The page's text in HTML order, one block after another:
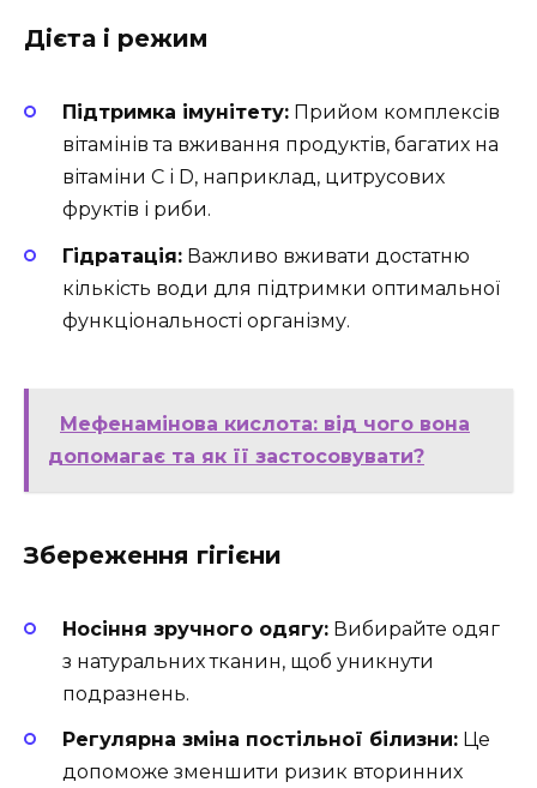
Дієта і режим
Підтримка імунітету: Прийом комплексів
вітамінів та вживання продуктів, багатих на
вітаміни C і D, наприклад, цитрусових
фруктів і риби.
Гідратація: Важливо вживати достатню
кількість води для підтримки оптимальної
функціональності організму.
Мефенамінова кислота: від чого вона
допомагає та як її застосовувати?
Збереження гігієни
Носіння зручного одягу: Вибирайте одяг
з натуральних тканин, щоб уникнути
подразнень.
Регулярна зміна постільної білизни: Це
допоможе зменшити ризик вторинних